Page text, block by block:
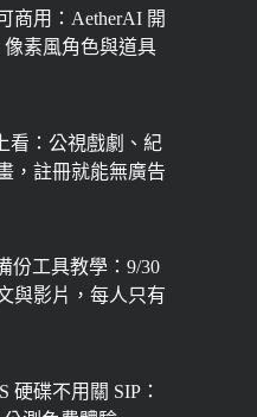
商用：AetherAI 開
像素風角色與道具
看：公視戲劇、紀
，註冊就能無廣告
份工具教學：9/30
與影片，每人只有
硬碟不用關 SIP：